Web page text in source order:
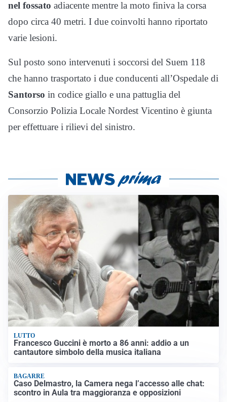
nel fossato adiacente mentre la moto finiva la corsa
dopo circa 40 metri. I due coinvolti hanno riportato
varie lesioni.
Sul posto sono intervenuti i soccorsi del Suem 118
che hanno trasportato i due conducenti all’Ospedale di
Santorso in codice giallo e una pattuglia del
Consorzio Polizia Locale Nordest Vicentino è giunta
per effettuare i rilievi del sinistro.
LUTTO
Francesco Guccini è morto a 86 anni: addio a un
cantautore simbolo della musica italiana
BAGARRE
Caso Delmastro, la Camera nega l’accesso alle chat:
scontro in Aula tra maggioranza e opposizioni